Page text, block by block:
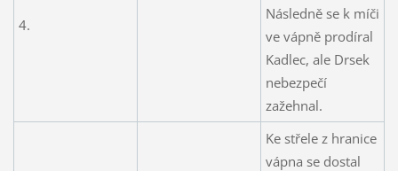
4.
Následně se k míči
ve vápně prodíral
Kadlec, ale Drsek
nebezpečí
zažehnal.
Ke střele z hranice
vápna se dostal